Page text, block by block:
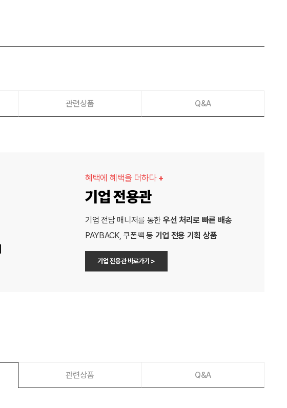
관련상품 Q&A
혜택에 혜택을 더하다 +
기업 전용관
기업 전담 매니저를 통한 우선 처리로 빠른 배송
PAYBACK, 쿠폰팩 등 기업 전용 기획 상품
기업 전용관 바로가기 >
관련상품 Q&A